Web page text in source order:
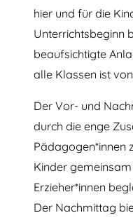
hier und für die
Unterrichtsbeginn
beaufsichtigte
alle Klassen ist
Der Vor- und
durch die enge
Pädagogen*innen
Kinder
Erzieher*innen
Der Nachmittag